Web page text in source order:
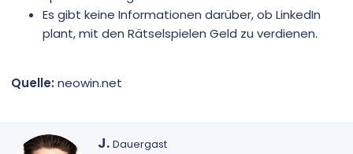
Es gibt keine Informationen darüber, ob LinkedIn
plant, mit den Rätselspielen Geld zu verdienen.
Quelle:neowin.net
G
J. Dauergast